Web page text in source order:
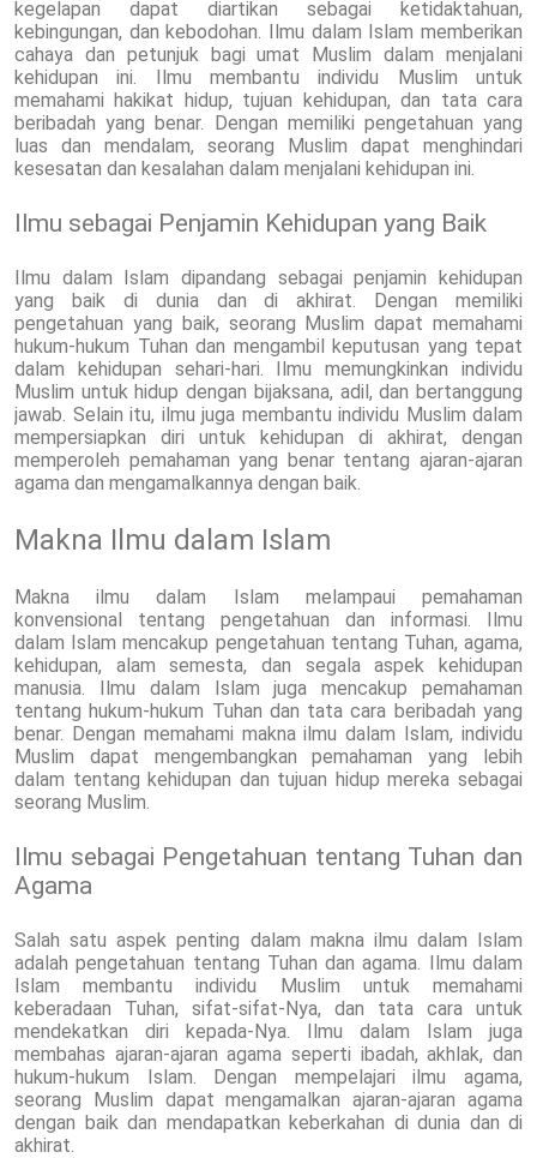
kegelapan dapat diartikan sebagai ketidaktahuan,
kebingungan, dan kebodohan. Ilmu dalam Islam memberikan
cahaya dan petunjuk bagi umat Muslim dalam menjalani
kehidupan ini. Ilmu membantu individu Muslim untuk
memahami hakikat hidup, tujuan kehidupan, dan tata cara
beribadah yang benar. Dengan memiliki pengetahuan yang
luas dan mendalam, seorang Muslim dapat menghindari
kesesatan dan kesalahan dalam menjalani kehidupan ini.
Ilmu sebagai Penjamin Kehidupan yang Baik
Ilmu dalam Islam dipandang sebagai penjamin kehidupan
yang baik di dunia dan di akhirat. Dengan memiliki
pengetahuan yang baik, seorang Muslim dapat memahami
hukum-hukum Tuhan dan mengambil keputusan yang tepat
dalam kehidupan sehari-hari. Ilmu memungkinkan individu
Muslim untuk hidup dengan bijaksana, adil, dan bertanggung
jawab. Selain itu, ilmu juga membantu individu Muslim dalam
mempersiapkan diri untuk kehidupan di akhirat, dengan
memperoleh pemahaman yang benar tentang ajaran-ajaran
agama dan mengamalkannya dengan baik.
Makna Ilmu dalam Islam
Makna ilmu dalam Islam melampaui pemahaman
konvensional tentang pengetahuan dan informasi. Ilmu
dalam Islam mencakup pengetahuan tentang Tuhan, agama,
kehidupan, alam semesta, dan segala aspek kehidupan
manusia. Ilmu dalam Islam juga mencakup pemahaman
tentang hukum-hukum Tuhan dan tata cara beribadah yang
benar. Dengan memahami makna ilmu dalam Islam, individu
Muslim dapat mengembangkan pemahaman yang lebih
dalam tentang kehidupan dan tujuan hidup mereka sebagai
seorang Muslim.
Ilmu sebagai Pengetahuan tentang Tuhan dan
Agama
Salah satu aspek penting dalam makna ilmu dalam Islam
adalah pengetahuan tentang Tuhan dan agama. Ilmu dalam
Islam membantu individu Muslim untuk memahami
keberadaan Tuhan, sifat-sifat-Nya, dan tata cara untuk
mendekatkan diri kepada-Nya. Ilmu dalam Islam juga
membahas ajaran-ajaran agama seperti ibadah, akhlak, dan
hukum-hukum Islam. Dengan mempelajari ilmu agama,
seorang Muslim dapat mengamalkan ajaran-ajaran agama
dengan baik dan mendapatkan keberkahan di dunia dan di
akhirat.